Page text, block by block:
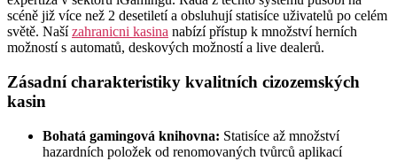
scéně již více než 2 desetiletí a obsluhují statisíce uživatelů po celém
světě. Našízahranicni kasina nabízí přístup k množství herních
možností s automatů, deskových možností a live dealerů.
Zásadní charakteristiky kvalitních cizozemských
kasin
Bohatá gamingová knihovna: Statisíce až množství
hazardních položek od renomovaných tvůrců aplikací